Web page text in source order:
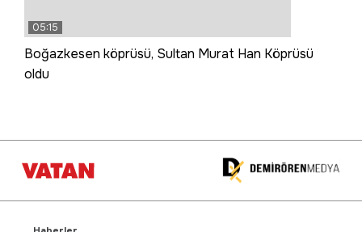
05:15
Boğazkesen köprüsü, Sultan Murat Han Köprüsü
oldu